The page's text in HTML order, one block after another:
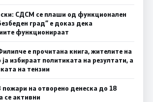
СДСМ се плаши од функционален
град“ е доказ дека
функционираат
е прочитана книга, жителите на
ја избираат политиката на резултати, а
на тензии
пожари на отворено денеска до 18
се активни